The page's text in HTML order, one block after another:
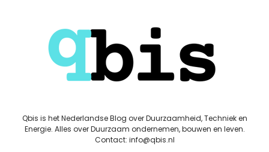
Qbis is het Nederlandse Blog over Duurzaamheid, Techniek en
Energie. Alles over Duurzaam ondernemen, bouwen en leven.
Contact: info@qbis.nl